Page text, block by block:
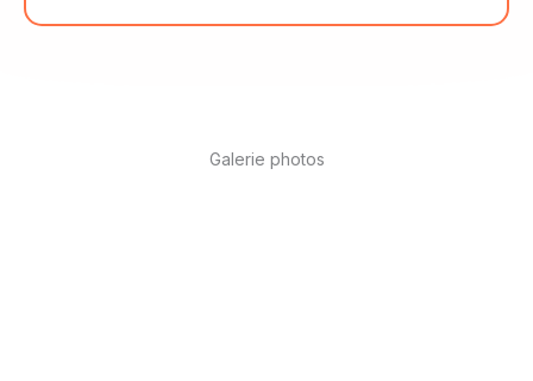
Galerie photos